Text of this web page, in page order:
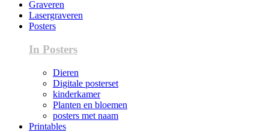
Graveren
Lasergraveren
Posters
In Posters
Dieren
Digitale posterset
kinderkamer
Planten en bloemen
posters met naam
Printables